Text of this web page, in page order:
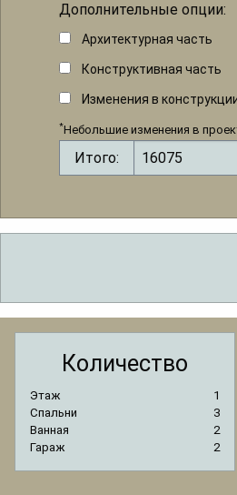
Дополнительные опции:
Архитектурная часть
Конструктивная часть
Изменения в
*Небольшие изменения в
Итого:
Количество
Этаж
1
Спальни
3
Ванная
2
Гараж
2